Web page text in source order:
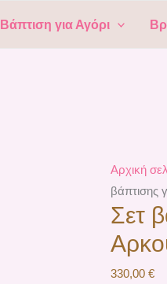
Βάπτιση για Αγόρι
Αρχική
βάπτισης
Σετ
330,00 €